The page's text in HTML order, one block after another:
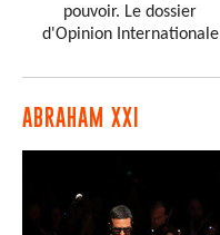
pouvoir. Le dossier
d'Opinion Internationale
ABRAHAM XXI